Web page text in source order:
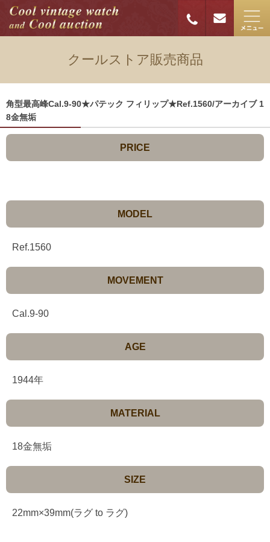
クールストア販売商品
角型最高峰Cal.9-90★パテック フィリップ★Ref.1560/アーカイブ 1
8金無垢
PRICE
MODEL
Ref.1560
MOVEMENT
Cal.9-90
AGE
1944年
MATERIAL
18金無垢
SIZE
22mm×39mm(ラグ to ラグ)